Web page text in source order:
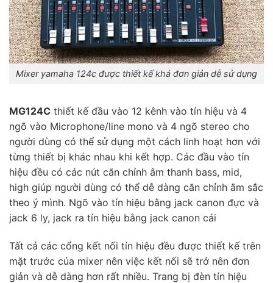
Mixer yamaha 124c được thiết kế khá đơn giản dễ sử dụng
MG124C thiết kế đầu vào 12 kênh vào tín hiệu và 4
ngõ vào Microphone/line mono và 4 ngõ stereo cho
người dùng có thể sử dụng một cách linh hoạt hơn với
từng thiết bị khác nhau khi kết hợp. Các đầu vào tín
hiệu đều có các nút căn chỉnh âm thanh bass, mid,
high giúp người dùng có thể dễ dàng căn chỉnh âm sắc
theo ý mình. Ngõ vào tín hiệu bằng jack canon đực và
jack 6 ly, jack ra tín hiệu bằng jack canon cái
Tất cả các cổng kết nối tín hiệu đều được thiết kế trên
mặt trước của mixer nên việc kết nối sẽ trở nên đơn
giản và dễ dàng hơn rất nhiều. Trang bị đèn tín hiệu